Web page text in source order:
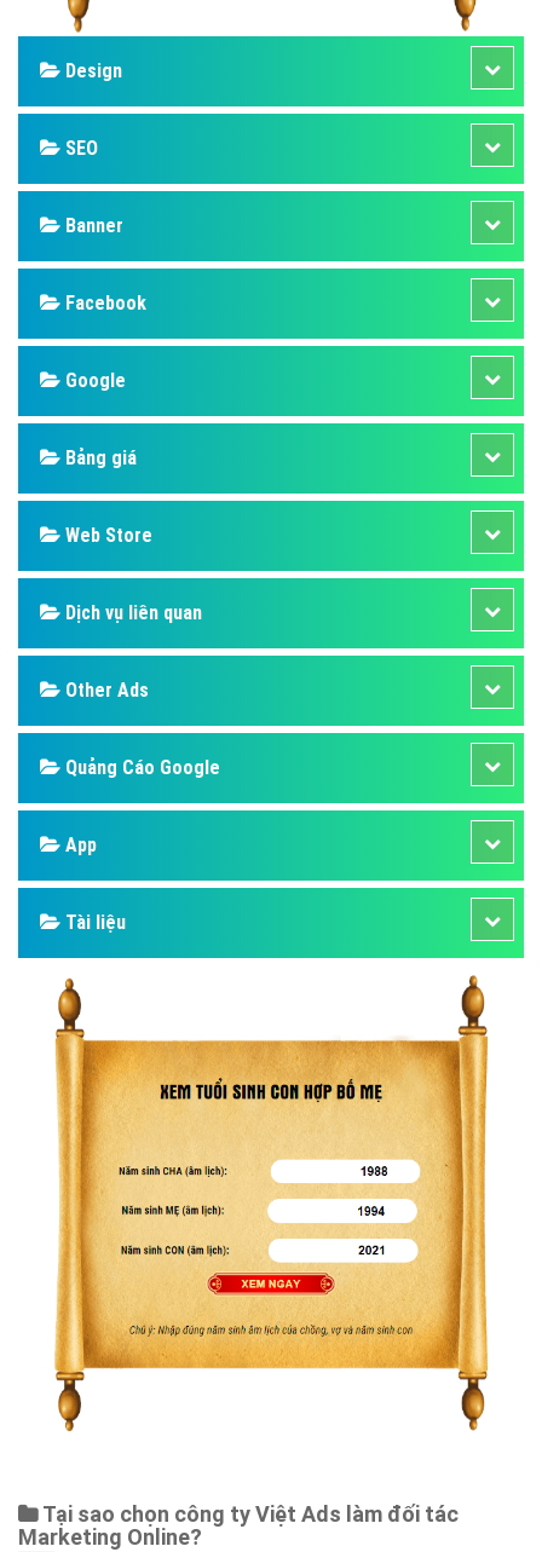
Design
SEO
Banner
Facebook
Google
Bảng giá
Web Store
Dịch vụ liên quan
Other Ads
Quảng Cáo Google
App
Tài liệu
Tại sao chọn công ty Việt Ads làm đối tác
Marketing Online?